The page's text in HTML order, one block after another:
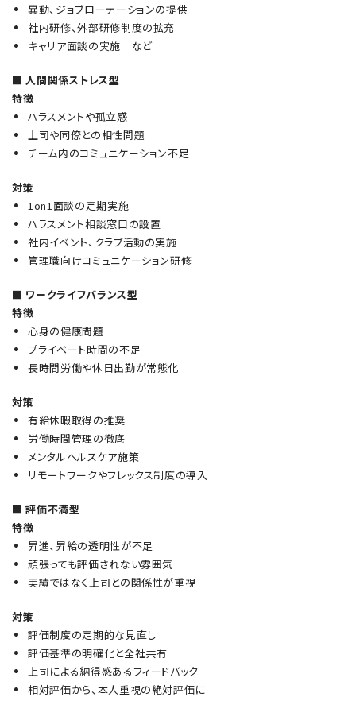
異動、ジョブローテーションの提供
社内研修、外部研修制度の拡充
キャリア面談の実施 など
■ 人間関係ストレス型
特徴
ハラスメントや孤立感
上司や同僚との相性問題
チーム内のコミュニケーション不足
対策
1on1面談の定期実施
ハラスメント相談窓口の設置
社内イベント、クラブ活動の実施
管理職向けコミュニケーション研修
■ ワークライフバランス型
特徴
心身の健康問題
プライベート時間の不足
長時間労働や休日出勤が常態化
対策
有給休暇取得の推奨
労働時間管理の徹底
メンタルヘルスケア施策
リモートワークやフレックス制度の導入
■ 評価不満型
特徴
昇進、昇給の透明性が不足
頑張っても評価されない雰囲気
実績ではなく上司との関係性が重視
対策
評価制度の定期的な見直し
評価基準の明確化と全社共有
上司による納得感あるフィードバック
相対評価から、本人重視の絶対評価に